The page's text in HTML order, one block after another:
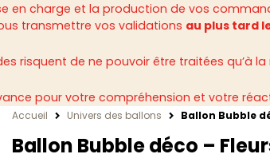
en charge et la production de vos
transmettre vos validations au plus tard
risquent de ne pouvoir être traitées qu’à
pour votre compréhension et votre
Accueil Univers des ballons Ballon Bubble
Ballon Bubble déco –